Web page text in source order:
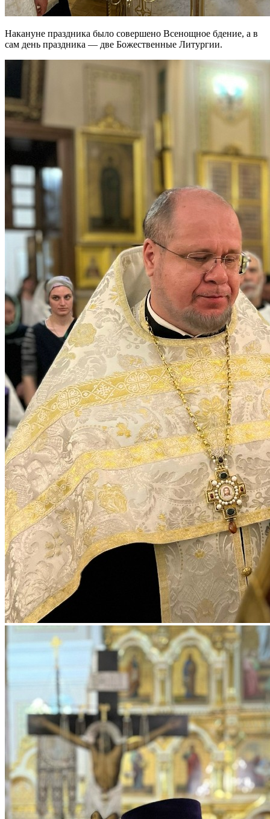
Накануне праздника было совершено Всенощное бдение, а в
сам день праздника — две Божественные Литургии.